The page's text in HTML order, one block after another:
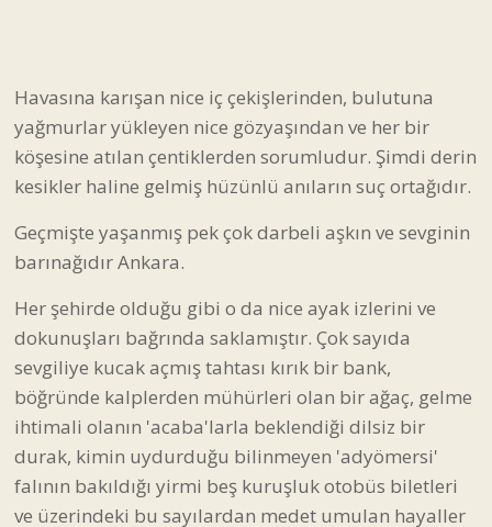
Havasına karışan nice iç çekişlerinden, bulutuna
yağmurlar yükleyen nice gözyaşından ve her bir
köşesine atılan çentiklerden sorumludur. Şimdi derin
kesikler haline gelmiş hüzünlü anıların suç ortağıdır.
Geçmişte yaşanmış pek çok darbeli aşkın ve sevginin
barınağıdır Ankara.
Her şehirde olduğu gibi o da nice ayak izlerini ve
dokunuşları bağrında saklamıştır. Çok sayıda
sevgiliye kucak açmış tahtası kırık bir bank,
böğründe kalplerden mühürleri olan bir ağaç, gelme
ihtimali olanın 'acaba'larla beklendiği dilsiz bir
durak, kimin uydurduğu bilinmeyen 'adyömersi'
falının bakıldığı yirmi beş kuruşluk otobüs biletleri
ve üzerindeki bu sayılardan medet umulan hayaller